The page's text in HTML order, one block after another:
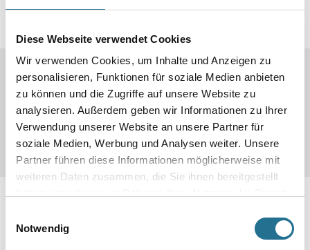
Diese Webseite verwendet Cookies
Wir verwenden Cookies, um Inhalte und Anzeigen zu
personalisieren, Funktionen für soziale Medien anbieten
zu können und die Zugriffe auf unsere Website zu
analysieren. Außerdem geben wir Informationen zu Ihrer
Verwendung unserer Website an unsere Partner für
soziale Medien, Werbung und Analysen weiter. Unsere
Partner führen diese Informationen möglicherweise mit
weiteren Daten zusammen, die Sie ihnen bereitgestellt
Notwendig
- POS Rubrik: Mixed
- Tapetenart: Vlies- und Papiertapeten
- Einsatzzweck: Maler, Tapezierer, Raumausstatter / Neubau,
Renovierungsbereich, Privatkundengeschäft
Gefahrguthinweise
Downloads